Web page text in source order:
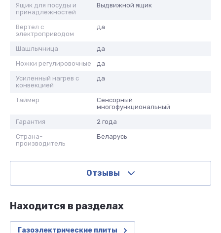
Ящик для посуды и
принадлежностей
Выдвижной ящик
Вертел с
электроприводом
да
Шашлычница
да
Ножки регулировочные
да
Усиленный нагрев с
конвекцией
да
Таймер
Сенсорный
многофункциональный
Гарантия
2 года
Страна-
производитель
Беларусь
Отзывы
Находится в разделах
Газоэлектрические плиты